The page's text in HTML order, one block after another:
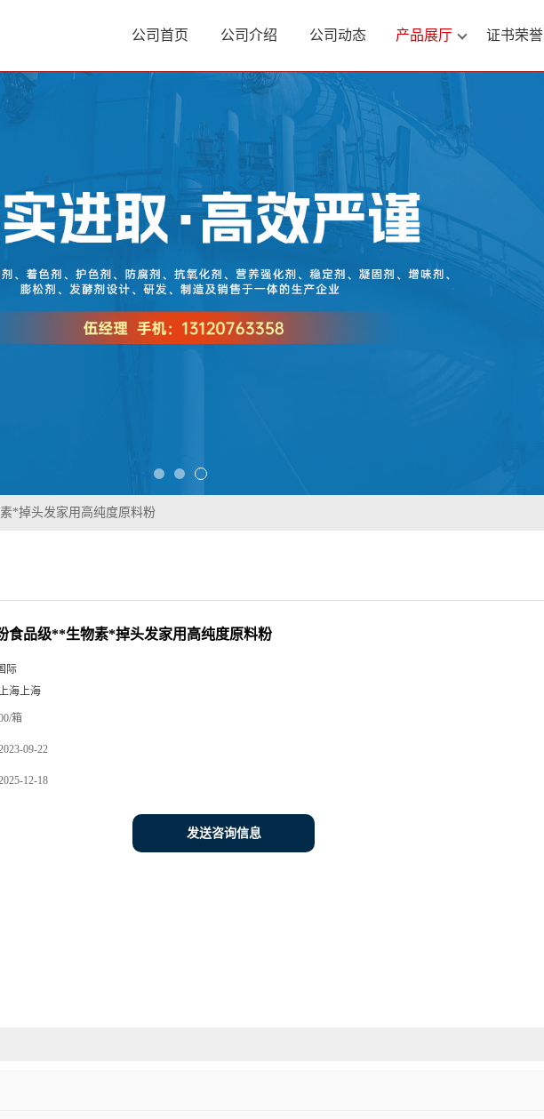
公司首页 公司介绍 公司动态 产品展厅 证书荣誉
*掉头发家用高纯度原料粉
食品级**生物素*掉头发家用高纯度原料粉
际
海上海
箱
09-22
12-18
发送咨询信息